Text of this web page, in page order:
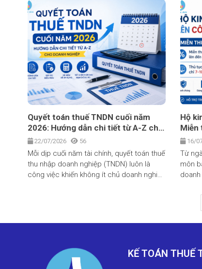
định thay đổi liên tục, chỉ một sai sót nhỏ
cũng có thể dẫn tới bị truy thu và xử phạt.
Sử dụng dịch vụ quyết toán thuế chuyên
nghiệp là giải pháp giúp doanh nghiệp
hoàn tất nghĩa vụ với cơ quan thuế một
cách chính xác, đúng hạn, đồng thời tối ưu
chi phí thuế và giảm thiểu tối đa rủi ro
pháp lý.
nhiều
thấp
mà
đúng
hiểu
ra
Quyết toán thuế TNDN cuối năm
2026: Hướng dẫn chi tiết từ A-Z cho
doanh nghiệp
22/07/2026 56
Mỗi dịp cuối năm tài chính, quyết toán thuế
thu nhập doanh nghiệp (TNDN) luôn là
công việc khiến không ít chủ doanh nghiệp
rõ toàn bộ quy định mới nhất, thời hạn nộp
hồ sơ, mức thuế suất áp dụng và những rủi
Hộ
Miễn
16/
Từ
môn
KẾ TOÁN THUẾ